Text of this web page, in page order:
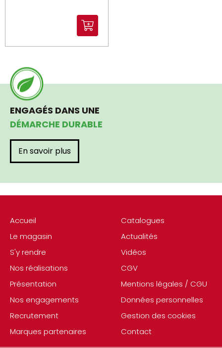
Accueil
Le magasin
S'y rendre
Nos réalisations
Présentation
Nos engagements
Recrutement
Marques partenaires
Catalogues
Actualités
Vidéos
CGV
Mentions légales / CGU
Données personnelles
Gestion des cookies
Contact
ENGAGÉS DANS UNE
DÉMARCHE DURABLE
En savoir plus